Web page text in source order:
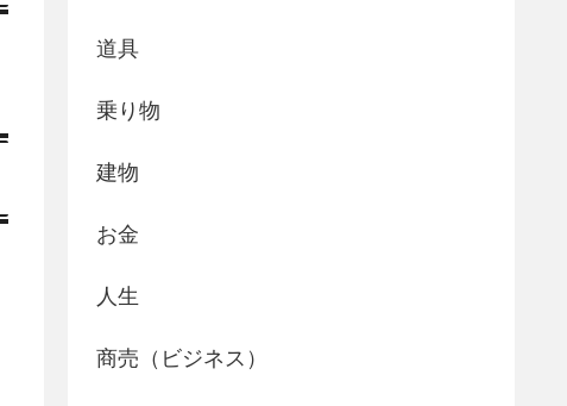
道具
乗り物
建物
お金
人生
商売（ビジネス）